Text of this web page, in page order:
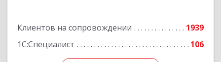
Клиентов на сопровождении
1939
1С:Специалист
106